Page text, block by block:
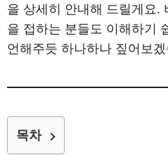
을 상세히 안내해 드릴게요.
을 접하는 분들도 이해하기
언해주듯 하나하나 짚어보
목차